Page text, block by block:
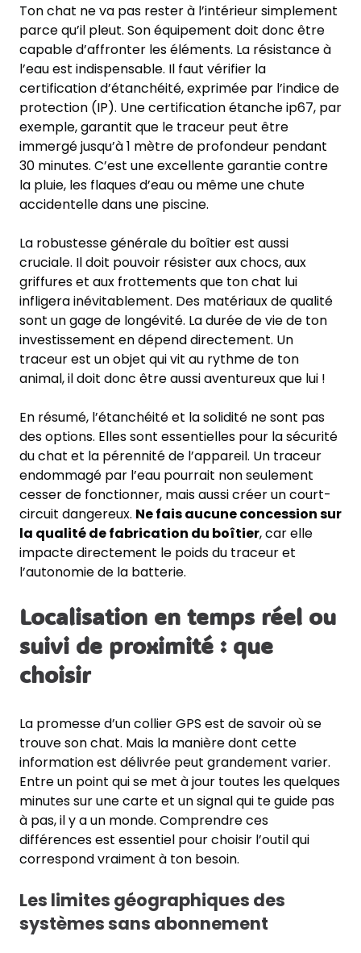
Ton chat ne va pas rester à l’intérieur simplement
parce qu’il pleut. Son équipement doit donc être
capable d’affronter les éléments. La résistance à
l’eau est indispensable. Il faut vérifier la
certification d’étanchéité, exprimée par l’indice de
protection (IP). Une certification étanche ip67, par
exemple, garantit que le traceur peut être
immergé jusqu’à 1 mètre de profondeur pendant
30 minutes. C’est une excellente garantie contre
la pluie, les flaques d’eau ou même une chute
accidentelle dans une piscine.
La robustesse générale du boîtier est aussi
cruciale. Il doit pouvoir résister aux chocs, aux
griffures et aux frottements que ton chat lui
infligera inévitablement. Des matériaux de qualité
sont un gage de longévité. La durée de vie de ton
investissement en dépend directement. Un
traceur est un objet qui vit au rythme de ton
animal, il doit donc être aussi aventureux que lui !
En résumé, l’étanchéité et la solidité ne sont pas
des options. Elles sont essentielles pour la sécurité
du chat et la pérennité de l’appareil. Un traceur
endommagé par l’eau pourrait non seulement
cesser de fonctionner, mais aussi créer un court-
circuit dangereux. Ne fais aucune concession sur
la qualité de fabrication du boîtier, car elle
impacte directement le poids du traceur et
l’autonomie de la batterie.
Localisation en temps réel ou
suivi de proximité : que
choisir
La promesse d’un collier GPS est de savoir où se
trouve son chat. Mais la manière dont cette
information est délivrée peut grandement varier.
Entre un point qui se met à jour toutes les quelques
minutes sur une carte et un signal qui te guide pas
à pas, il y a un monde. Comprendre ces
différences est essentiel pour choisir l’outil qui
correspond vraiment à ton besoin.
Les limites géographiques des
systèmes sans abonnement